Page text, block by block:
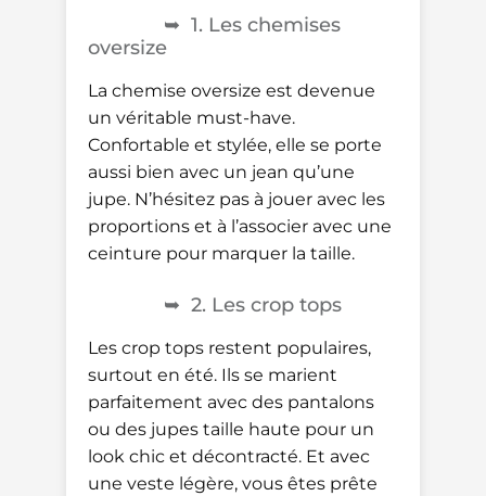
1. Les chemises
oversize
La chemise oversize est devenue
un véritable must-have.
Confortable et stylée, elle se porte
aussi bien avec un jean qu’une
jupe. N’hésitez pas à jouer avec les
proportions et à l’associer avec une
ceinture pour marquer la taille.
2. Les crop tops
Les crop tops restent populaires,
surtout en été. Ils se marient
parfaitement avec des pantalons
ou des jupes taille haute pour un
look chic et décontracté. Et avec
une veste légère, vous êtes prête